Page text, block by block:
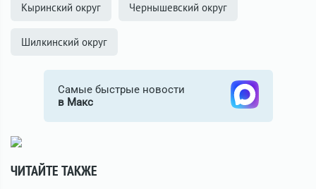
Кыринский округ Чернышевский округ
Шилкинский округ
Самые быстрые новости
в Макс
ЧИТАЙТЕ ТАКЖЕ